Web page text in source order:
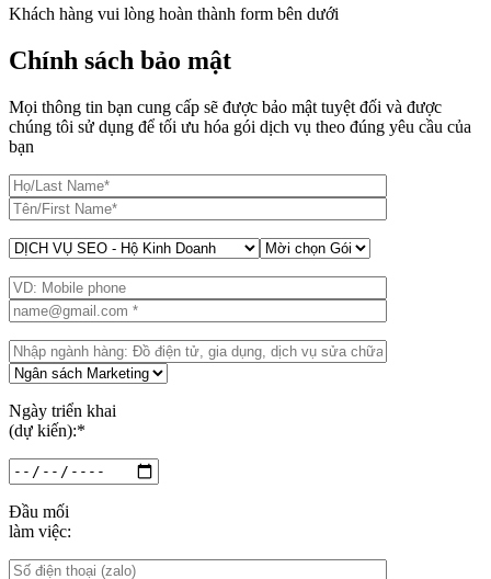
Khách hàng vui lòng hoàn thành form bên dưới
Chính sách bảo mật
Mọi thông tin bạn cung cấp sẽ được bảo mật tuyệt đối và được
chúng tôi sử dụng để tối ưu hóa gói dịch vụ theo đúng yêu cầu của
bạn
Ngày triển khai
(dự kiến):*
Đầu mối
làm việc: